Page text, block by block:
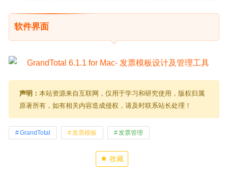
软件界面
声明： 本站资源来自互联网，仅用于学习和研究使用，版权归属
原著所有，如有相关内容造成侵权，请及时联系站长处理！
GrandTotal 发票模板 发票管理
收藏